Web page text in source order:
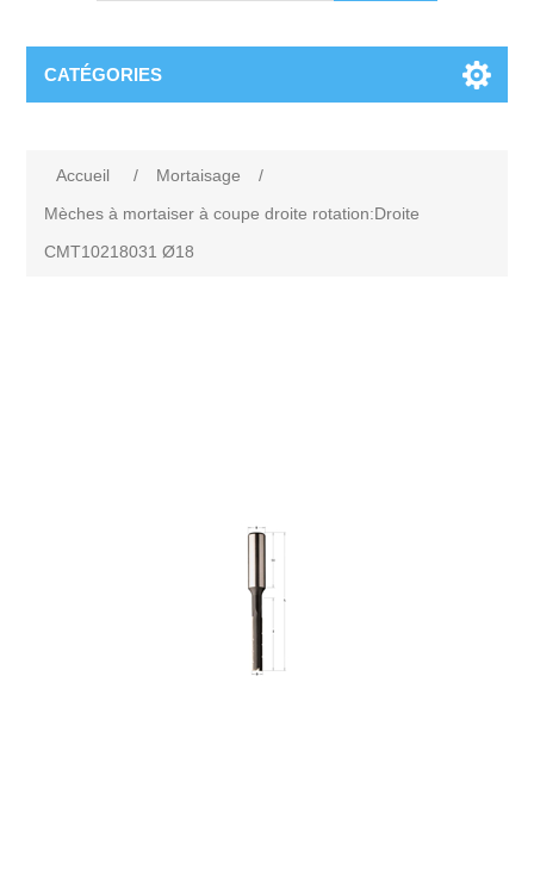
CATÉGORIES
Accueil / Mortaisage
/
Mèches à mortaiser à coupe droite rotation:Droite
CMT10218031 Ø18